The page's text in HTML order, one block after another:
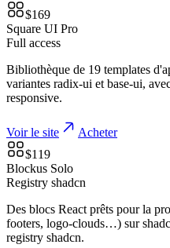
$169
Square UI Pro
Full access
Bibliothèque de 19 templates
variantes radix-ui et base-ui,
responsive.
Voir le site
Acheter
$119
Blockus Solo
Registry shadcn
Des blocs React prêts pour la
footers, logo-clouds…) sur
registry shadcn.